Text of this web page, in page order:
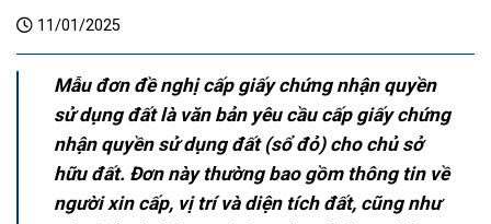
11/01/2025
Mẫu đơn đề nghị cấp giấy chứng nhận quyền
sử dụng đất là văn bản yêu cầu cấp giấy chứng
nhận quyền sử dụng đất (sổ đỏ) cho chủ sở
hữu đất. Đơn này thường bao gồm thông tin về
người xin cấp, vị trí và diện tích đất, cũng như